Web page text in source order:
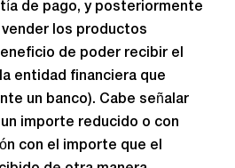
de pago, y posteriormente
los productos
de poder recibir el
entidad financiera que
un banco). Cabe señalar
importe reducido o con
con el importe que el